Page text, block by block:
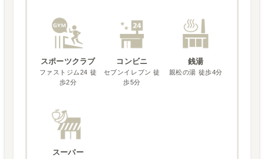
スポーツクラブ
ファストジム24 徒
歩2分
コンビニ
セブンイレブン 徒
歩5分
銭湯
親松の湯 徒歩4分
スーパー